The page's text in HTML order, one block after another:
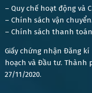
– Quy chế hoạt động và
– Chính sách vận chuyển.
– Chính sách thanh
Giấy chứng nhận Đăng kí
hoạch và Đầu tư. Thành
27/11/2020.